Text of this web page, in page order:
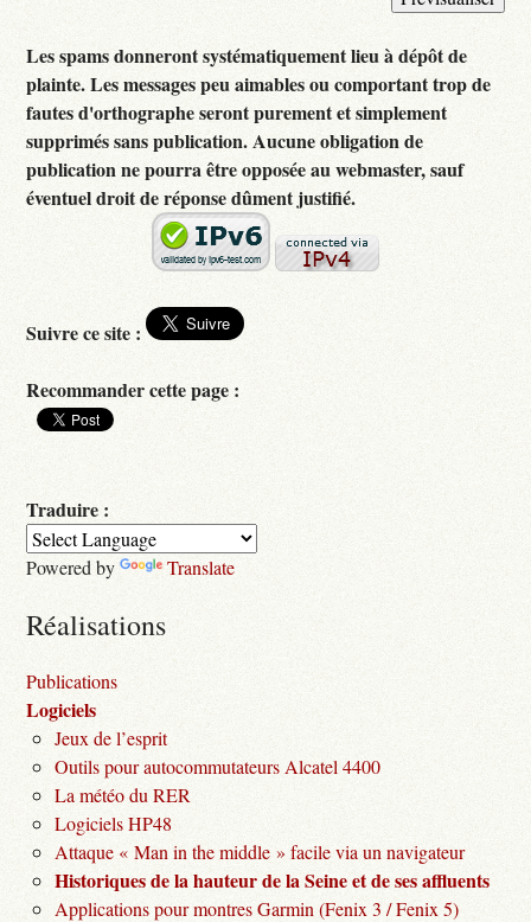
Les spams donneront systématiquement lieu à dépôt de
plainte. Les messages peu aimables ou comportant trop de
fautes d'orthographe seront purement et simplement
supprimés sans publication. Aucune obligation de
publication ne pourra être opposée au webmaster, sauf
éventuel droit de réponse dûment justifié.
Suivre ce site :
Recommander cette page :
Traduire :
Powered by Translate
Réalisations
Publications
Logiciels
Jeux de l’esprit
Outils pour autocommutateurs Alcatel 4400
La météo du RER
Logiciels HP48
Attaque « Man in the middle » facile via un navigateur
Historiques de la hauteur de la Seine et de ses affluents
Applications pour montres Garmin (Fenix 3 / Fenix 5)